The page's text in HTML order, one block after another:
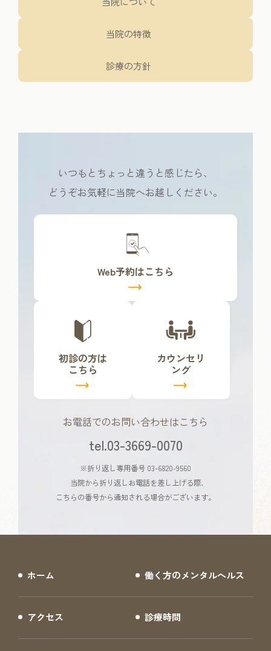
当院の特徴
診療の方針
いつもとちょっと違うと感じたら、
どうぞお気軽に当院へお越しください。
Web予約はこちら
カ
ク
初診の方は
こちら
カ
カウンセリ
ング
カ
お電話でのお問い合わせはこちら
tel.03-3669-0070
※折り返し専用番号 03-6820-9560
当院から折り返しお電話を差し上げる際、
こちらの番号から通知される場合がございます。
ホーム 働く方のメンタルヘルス
アクセス 診療時間